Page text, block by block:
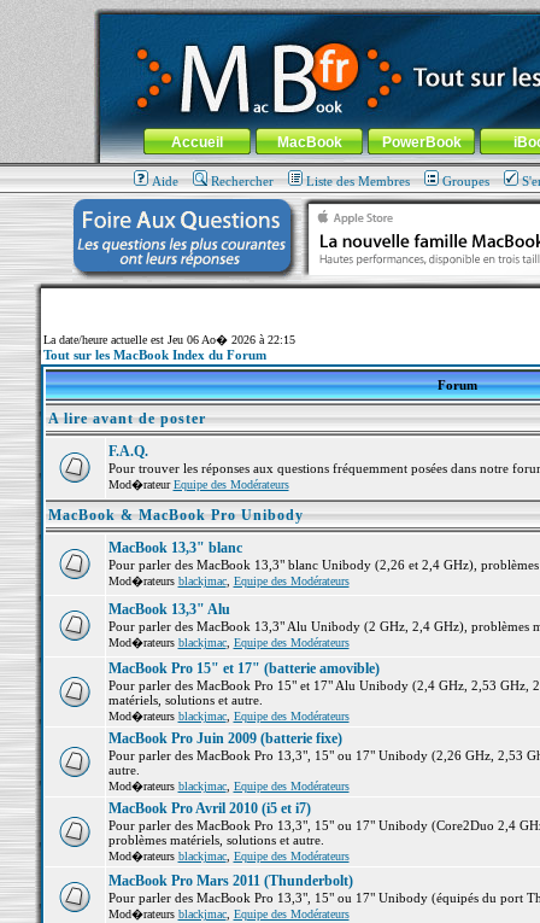
MacBook-fr.com : 100% Apple... 100% nomade !
Aller au contenu-Aller au menu général-Aller au menu de
Menu général
Accueil MacBook PowerBook
Aide Rechercher Liste des Membres Groupes
La date/heure actuelle est Jeu 06 Ao� 2026 à 22:15
Tout sur les MacBook Index du Forum
Forum
A lire avant de poster
F.A.Q.
Pour trouver les réponses aux questions fréquemment posées dans notre
Mod�rateurEquipe des Modérateurs
MacBook & MacBook Pro Unibody
MacBook 13,3" blanc
Pour parler des MacBook 13,3" blanc Unibody (2,26 et 2,4 GHz),
Mod�rateurs blackjmac, Equipe des Modérateurs
MacBook 13,3" Alu
Pour parler des MacBook 13,3" Alu Unibody (2 GHz, 2,4 GHz), problèmes
Mod�rateurs blackjmac, Equipe des Modérateurs
MacBook Pro 15" et 17" (batterie amovible)
Pour parler des MacBook Pro 15" et 17" Alu Unibody (2,4 GHz, 2,53 GHz,
matériels, solutions et autre.
Mod�rateurs blackjmac, Equipe des Modérateurs
MacBook Pro Juin 2009 (batterie fixe)
Pour parler des MacBook Pro 13,3", 15" ou 17" Unibody (2,26 GHz, 2,53
autre.
Mod�rateurs blackjmac, Equipe des Modérateurs
MacBook Pro Avril 2010 (i5 et i7)
Pour parler des MacBook Pro 13,3", 15" ou 17" Unibody (Core2Duo 2,4
problèmes matériels, solutions et autre.
Mod�rateurs blackjmac, Equipe des Modérateurs
MacBook Pro Mars 2011 (Thunderbolt)
Pour parler des MacBook Pro 13,3", 15" ou 17" Unibody (équipés du port
Mod�rateurs blackjmac, Equipe des Modérateurs